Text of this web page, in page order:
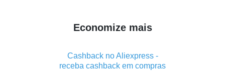
Economize mais
Cashback no Aliexpress -
receba cashback em compras